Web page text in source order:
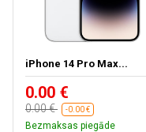
iPhone 14 Pro Max...
0.00 €
0.00 € -0.00 €
Bezmaksas piegāde